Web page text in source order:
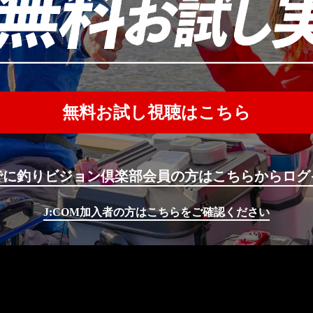
無料お試し視聴はこちら
釣りビジョン倶楽部会員の方はこちらからロ
J:COM加入者の方はこちらをご確認ください